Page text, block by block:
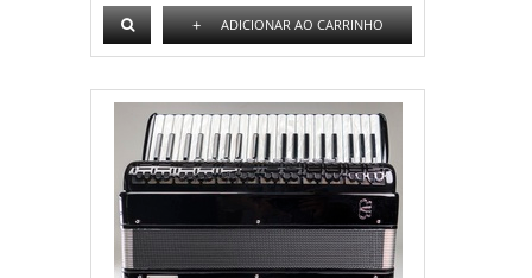
+ ADICIONAR AO CARRINHO